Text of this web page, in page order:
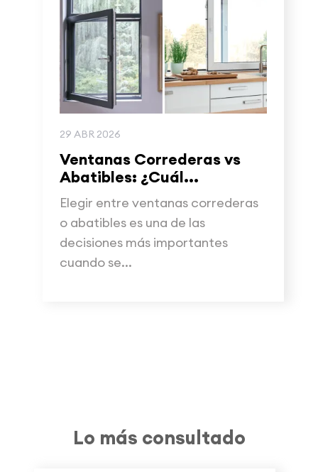
29 ABR 2026
Ventanas Correderas vs
Abatibles: ¿Cuál...
Elegir entre ventanas correderas
o abatibles es una de las
decisiones más importantes
cuando se...
Lo más consultado